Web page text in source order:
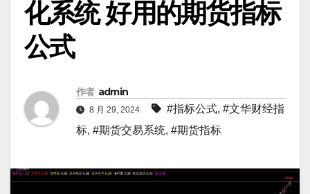
化系统 好用的期货指标
公式
作者 admin
8 月 29, 2024 #指标公式, #文华财经指
标, #期货交易系统, #期货指标